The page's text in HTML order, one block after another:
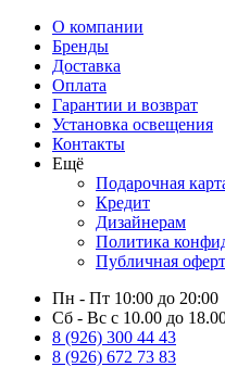
О компании
Бренды
Доставка
Оплата
Гарантии и возврат
Установка освещения
Контакты
Ещё
Подарочная
Кредит
Дизайнерам
Политика
Публичная
Пн - Пт 10:00 до 20:00
Сб - Вс с 10.00 до
8 (926) 300 44 43
8 (926) 672 73 83